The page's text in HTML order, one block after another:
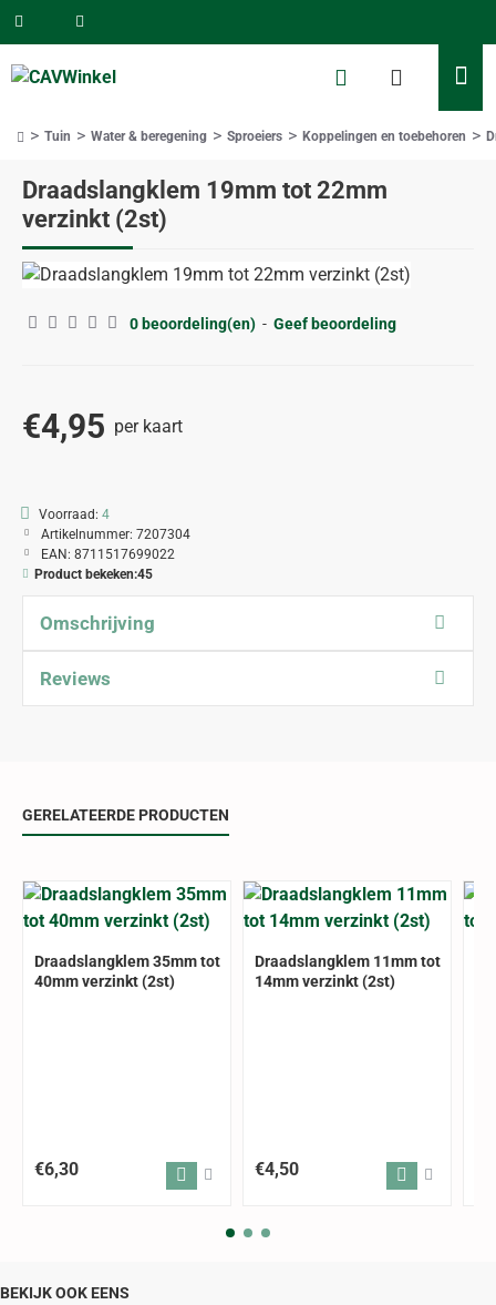
Draadslangklem 19mm tot 22mm
verzinkt (2st)
Tuin Water & beregening Sproeiers Koppelingen en toebehoren
0 beoordeling(en) - Geef beoordeling
€4,95 per kaart
Voorraad: 4
Artikelnummer: 7207304
EAN: 8711517699022
Product bekeken:45
Omschrijving
Reviews
GERELATEERDE PRODUCTEN
Draadslangklem 35mm tot
40mm verzinkt (2st)
€6,30
Draadslangklem 11mm tot
14mm verzinkt (2st)
€4,50
BEKIJK OOK EENS